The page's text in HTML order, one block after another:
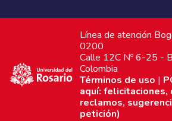
Línea de atención
0200
Calle 12C Nº 6-25 -
Colombia
Términos de uso |
aquí: felicitaciones,
reclamos,
petición)